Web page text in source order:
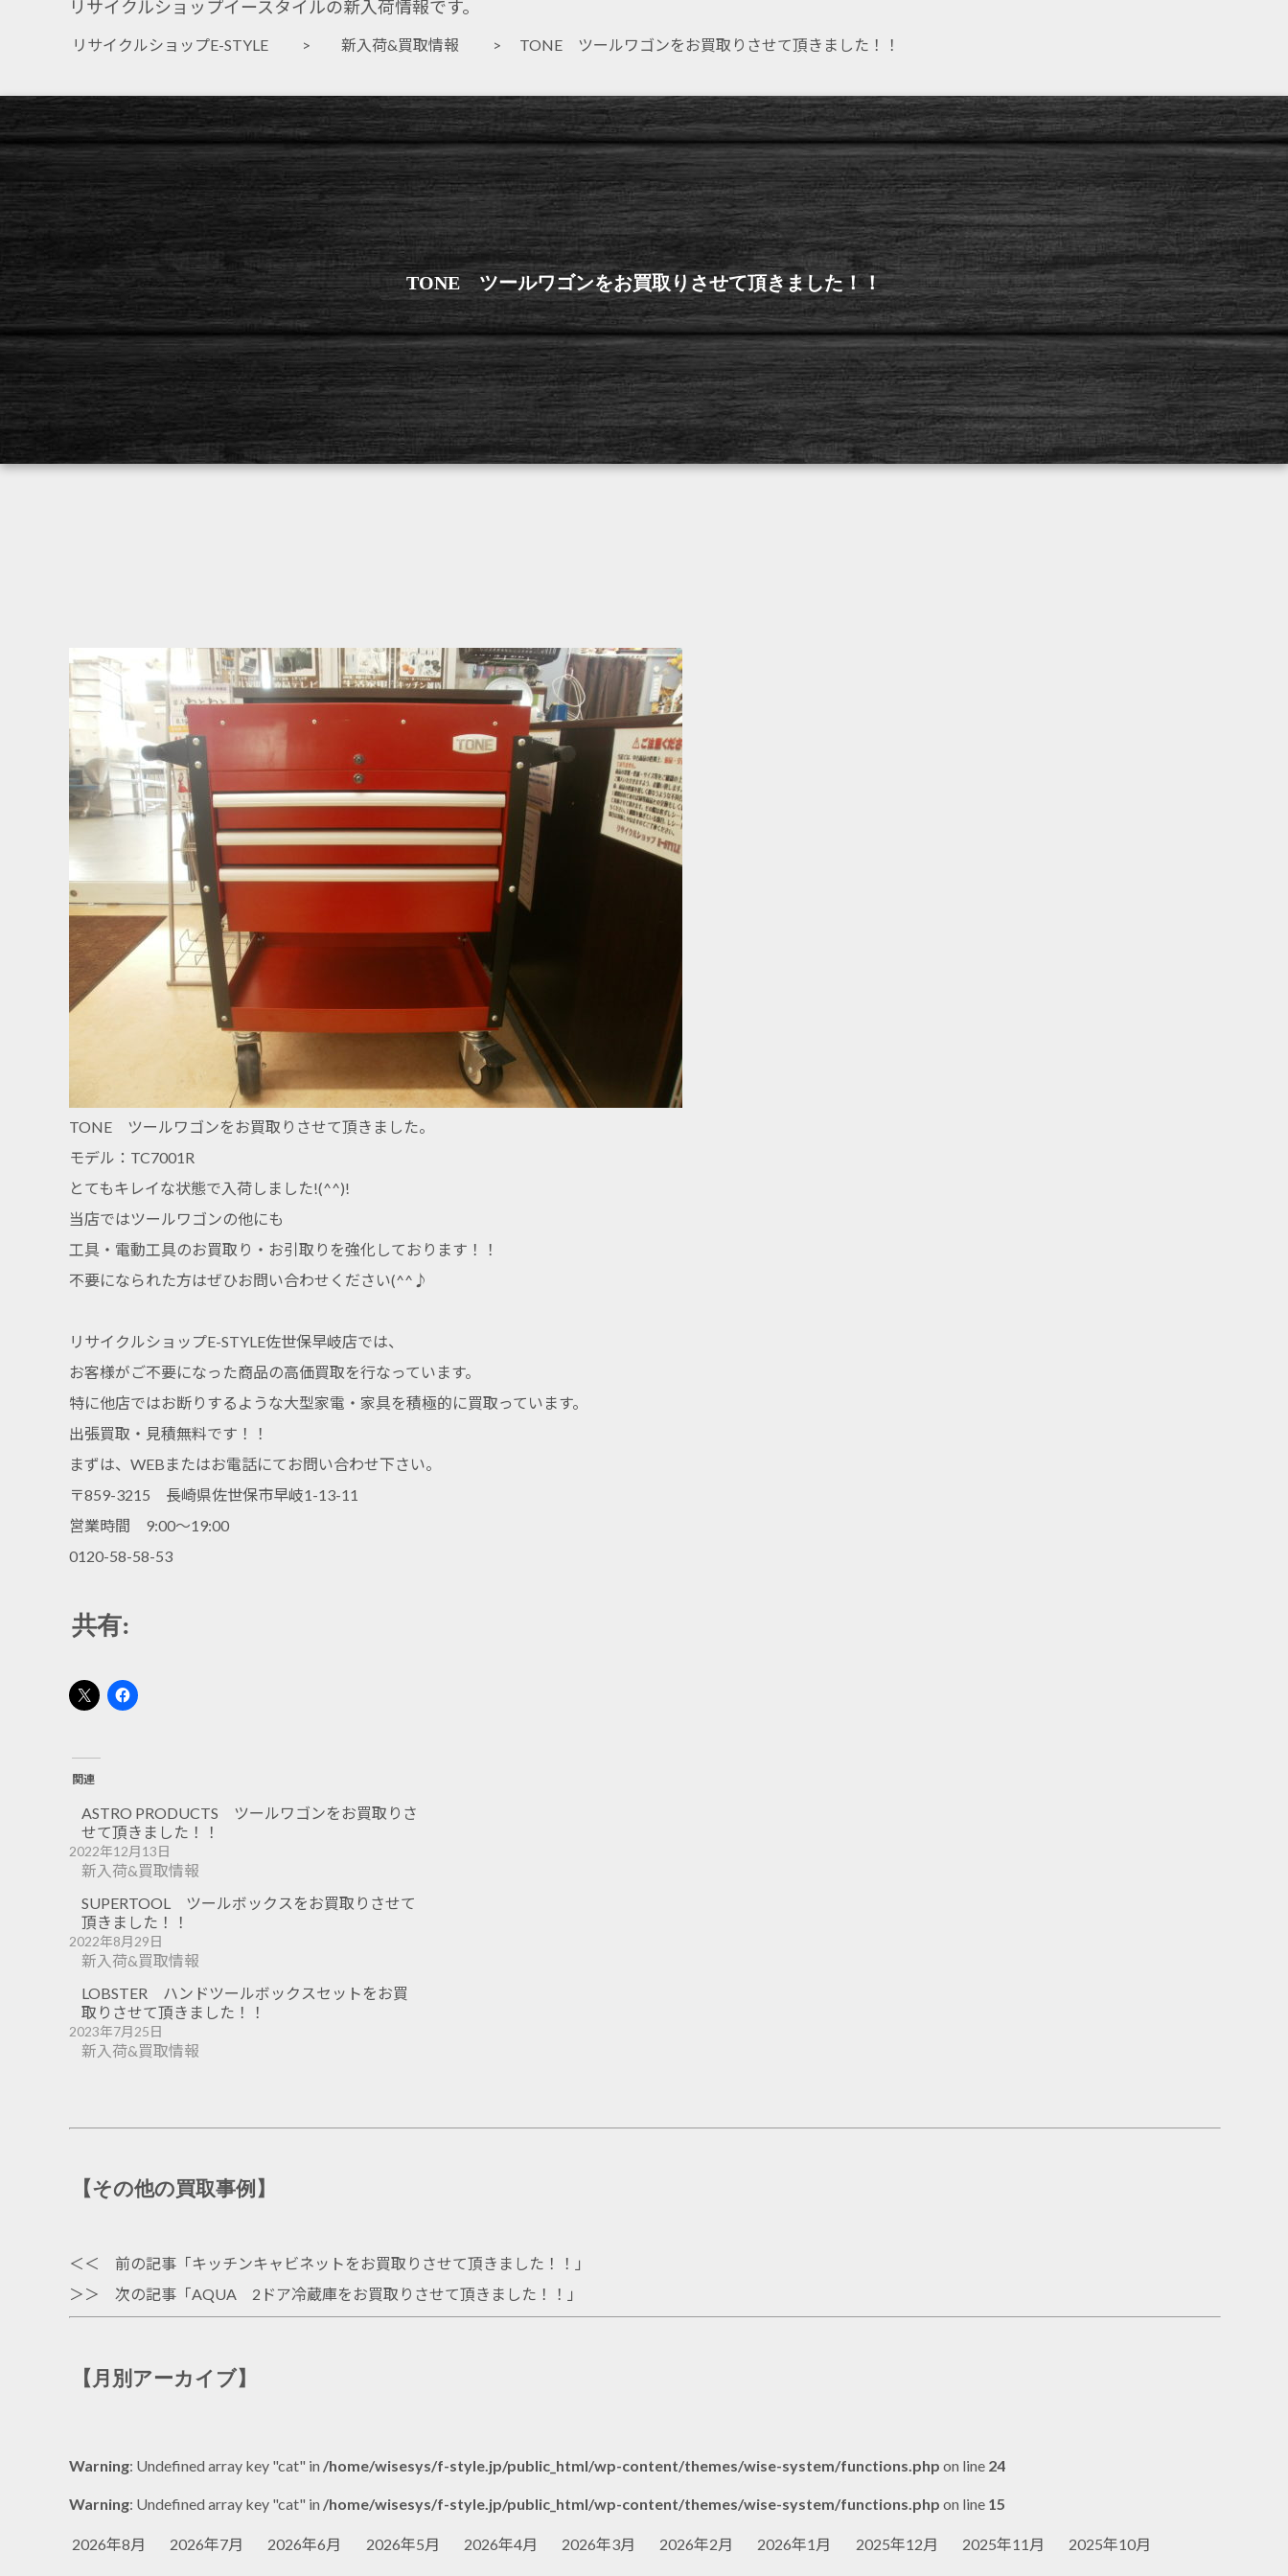
リサイクルショップイースタイルの新入荷情報です。
リサイクルショップE-STYLE > 新入荷&買取情報 > TONE ツールワゴンをお買取りさせて頂きました！！
TONE ツールワゴンをお買取りさせて頂きました！！
TONE ツールワゴンをお買取りさせて頂きました。
モデル：TC7001R
とてもキレイな状態で入荷しました!(^^)!
当店ではツールワゴンの他にも
工具・電動工具のお買取り・お引取りを強化しております！！
不要になられた方はぜひお問い合わせください(^^♪
リサイクルショップE-STYLE佐世保早岐店では、
お客様がご不要になった商品の高価買取を行なっています。
特に他店ではお断りするような大型家電・家具を積極的に買取っています。
出張買取・見積無料です！！
まずは、WEBまたはお電話にてお問い合わせ下さい。
〒859-3215 長崎県佐世保市早岐1-13-11
営業時間 9:00～19:00
0120-58-58-53
共有:
関連
ASTRO PRODUCTS ツールワゴンをお買取りさ
せて頂きました！！
2022年12月13日
新入荷&買取情報
SUPERTOOL ツールボックスをお買取りさせて
頂きました！！
2022年8月29日
新入荷&買取情報
LOBSTER ハンドツールボックスセットをお買
取りさせて頂きました！！
2023年7月25日
新入荷&買取情報
【その他の買取事例】
＜＜ 前の記事「キッチンキャビネットをお買取りさせて頂きました！！ 」
＞＞ 次の記事「AQUA 2ドア冷蔵庫をお買取りさせて頂きました！！ 」
【月別アーカイブ】
Warning: Undefined array key "cat" in /home/wisesys/f-style.jp/public_html/wp-content/themes/wise-system/functions.php on line 24
Warning: Undefined array key "cat" in /home/wisesys/f-style.jp/public_html/wp-content/themes/wise-system/functions.php on line 15
2026年8月 2026年7月 2026年6月 2026年5月 2026年4月 2026年3月 2026年2月 2026年1月 2025年12月 2025年11月 2025年10月